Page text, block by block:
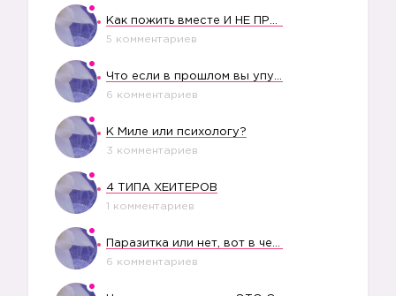
5 комментариев
6 комментариев
К Миле или психологу?
3 комментариев
4 ТИПА ХЕЙТЕРОВ
1 комментариев
6 комментариев